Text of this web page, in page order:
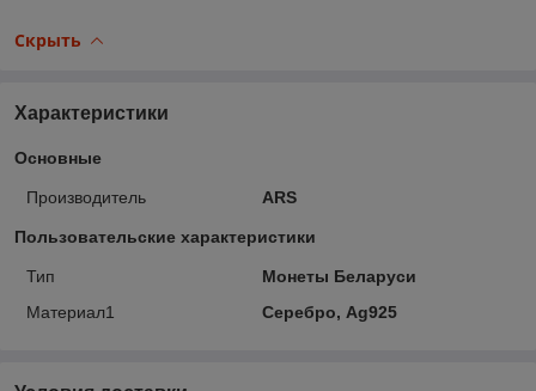
Скрыть
Характеристики
Основные
Производитель ARS
Пользовательские характеристики
Тип
Монеты Беларуси
Материал1
Серебро, Ag925